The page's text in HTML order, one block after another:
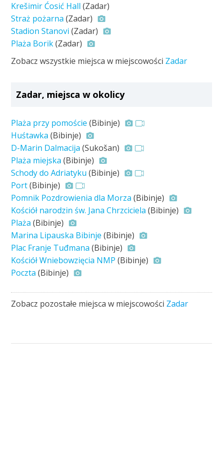
Krešimir Ćosić Hall (Zadar)
Straż pożarna (Zadar)
Stadion Stanovi (Zadar)
Plaża Borik(Zadar)
Zobacz wszystkie miejsca w miejscowości Zadar
Zadar, miejsca w okolicy
Plaża przy pomoście (Bibinje)
Huśtawka (Bibinje)
D-Marin Dalmacija (Sukošan)
Plaża miejska (Bibinje)
Schody do Adriatyku (Bibinje)
Port(Bibinje)
Pomnik Pozdrowienia dla Morza (Bibinje)
Kościół narodzin św. Jana Chrzciciela (Bibinje)
Plaża (Bibinje)
Marina Lipauska Bibinje (Bibinje)
Plac Franje Tuđmana (Bibinje)
Kościół Wniebowzięcia NMP (Bibinje)
Poczta (Bibinje)
Zobacz pozostałe miejsca w miejscowości Zadar